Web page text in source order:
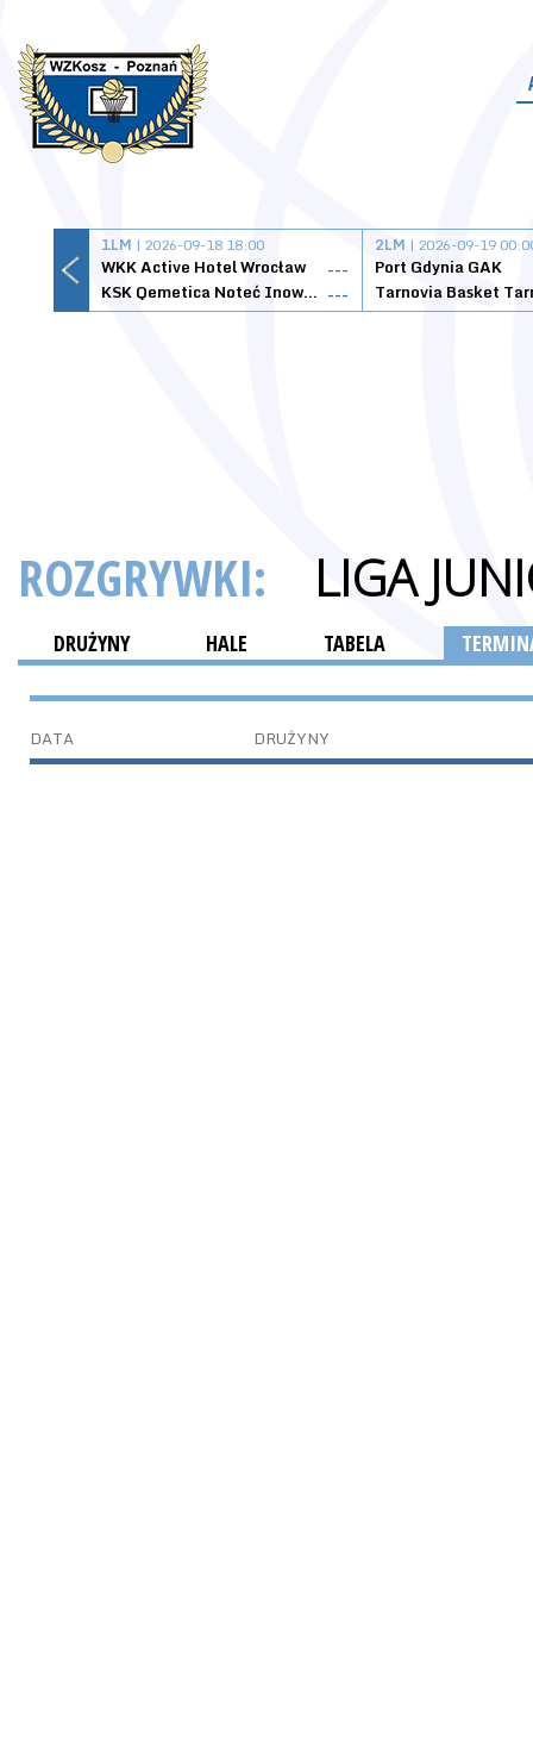
1LM | 2026-09-18 18:00
WKK Active Hotel Wrocław
---
KSK Qemetica Noteć Inowrocław ---
2LM | 2026-09-19
Port Gdynia GAK
ROZGRYWKI: LIGA
DRUŻYNY HALE TABELA
DATA DRUŻYNY